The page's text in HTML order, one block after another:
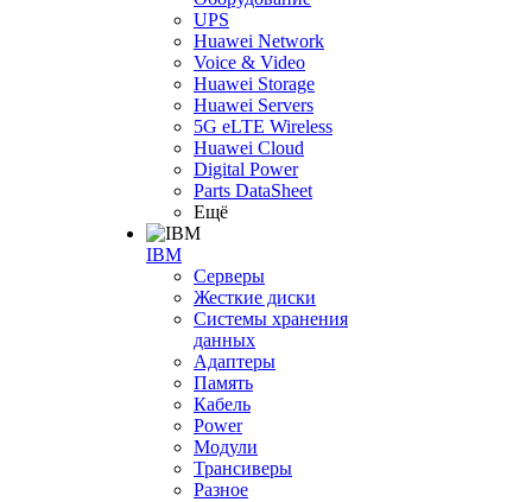
UPS
Huawei Network
Voice & Video
Huawei Storage
Huawei Servers
5G eLTE Wireless
Huawei Cloud
Digital Power
Parts DataSheet
Ещё
IBM
Серверы
Жесткие диски
Системы хранения
данных
Адаптеры
Память
Кабель
Power
Модули
Трансиверы
Разное